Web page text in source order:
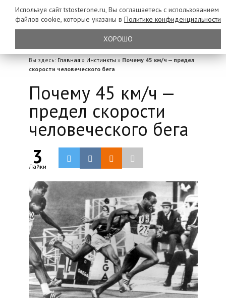
Вы здесь: Главная » Инстинкты » Почему 45 км/ч — предел
скорости человеческого бега
Почему 45 км/ч —
предел скорости
человеческого бега
3
Лайки
Используя сайт tstosterone.ru, Вы соглашаетесь с использованием
файлов cookie, которые указаны в Политике конфиденциальности
ХОРОШО